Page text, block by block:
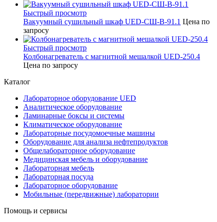
Быстрый просмотр
Вакуумный сушильный шкаф UED-СШ-В-91.1 Цена по
запросу
Быстрый просмотр
Колбонагреватель с магнитной мешалкой UED-250.4
Цена по запросу
Каталог
Лабораторное оборудование UED
Аналитическое оборудование
Ламинарные боксы и системы
Климатическое оборудование
Лабораторные посудомоечные машины
Оборудование для анализа нефтепродуктов
Общелабораторное оборудование
Медицинская мебель и оборудование
Лабораторная мебель
Лабораторная посуда
Лабораторное оборудование
Мобильные (передвижные) лаборатории
Помощь и сервисы